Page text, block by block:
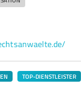
TOP-DIENSTLEISTER